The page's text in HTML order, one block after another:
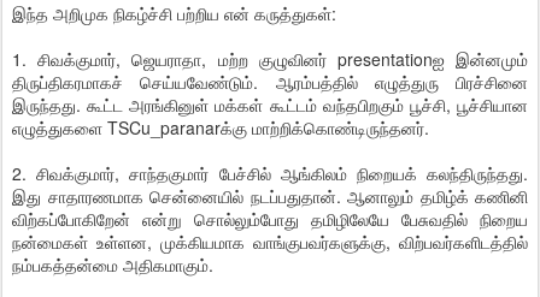
இந்த அறிமுக நிகழ்ச்சி பற்றிய என் கருத்துகள்:
1. சிவக்குமார், ஜெயராதா, மற்ற குழுவினர் presentationஐ இன்னமும்
திருப்திகரமாகச் செய்யவேண்டும். ஆரம்பத்தில் எழுத்துரு பிரச்சினை
இருந்தது. கூட்ட அரங்கினுள் மக்கள் கூட்டம் வந்தபிறகும் பூச்சி, பூச்சியான
எழுத்துகளை TSCu_paranarக்கு மாற்றிக்கொண்டிருந்தனர்.
2. சிவக்குமார், சாந்தகுமார் பேச்சில் ஆங்கிலம் நிறையக் கலந்திருந்தது.
இது சாதாரணமாக சென்னையில் நடப்பதுதான். ஆனாலும் தமிழ்க் கணினி
விற்கப்போகிறேன் என்று சொல்லும்போது தமிழிலேயே பேசுவதில் நிறைய
நன்மைகள் உள்ளன, முக்கியமாக வாங்குபவர்களுக்கு, விற்பவர்களிடத்தில்
நம்பகத்தன்மை அதிகமாகும்.